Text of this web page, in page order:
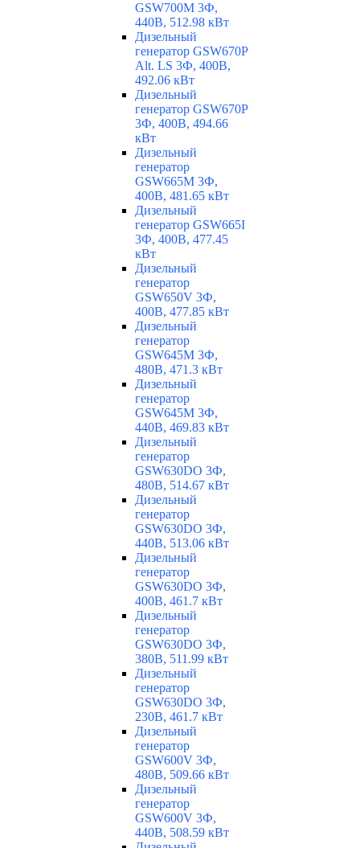
GSW700M 3Ф,
440В, 512.98 кВт
Дизельный
генератор GSW670P
Alt. LS 3Ф, 400В,
492.06 кВт
Дизельный
генератор GSW670P
3Ф, 400В, 494.66
кВт
Дизельный
генератор
GSW665M 3Ф,
400В, 481.65 кВт
Дизельный
генератор GSW665I
3Ф, 400В, 477.45
кВт
Дизельный
генератор
GSW650V 3Ф,
400В, 477.85 кВт
Дизельный
генератор
GSW645M 3Ф,
480В, 471.3 кВт
Дизельный
генератор
GSW645M 3Ф,
440В, 469.83 кВт
Дизельный
генератор
GSW630DO 3Ф,
480В, 514.67 кВт
Дизельный
генератор
GSW630DO 3Ф,
440В, 513.06 кВт
Дизельный
генератор
GSW630DO 3Ф,
400В, 461.7 кВт
Дизельный
генератор
GSW630DO 3Ф,
380В, 511.99 кВт
Дизельный
генератор
GSW630DO 3Ф,
230В, 461.7 кВт
Дизельный
генератор
GSW600V 3Ф,
480В, 509.66 кВт
Дизельный
генератор
GSW600V 3Ф,
440В, 508.59 кВт